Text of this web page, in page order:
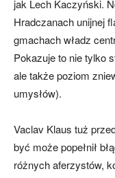
jak Lech Kaczyński.
Hradczanach unijnej
gmachach władz
Pokazuje to nie tylko
ale także poziom
umysłów).
Vaclav Klaus tuż
być może popełnił
różnych aferzystów,